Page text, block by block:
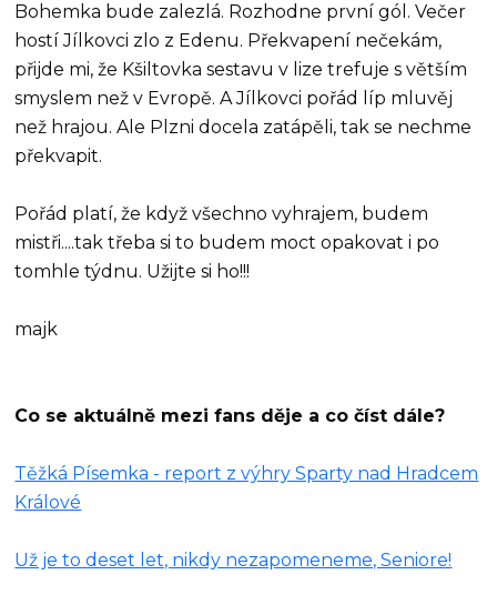
Bohemka bude zalezlá. Rozhodne první gól. Večer
hostí Jílkovci zlo z Edenu. Překvapení nečekám,
přijde mi, že Kšiltovka sestavu v lize trefuje s větším
smyslem než v Evropě. A Jílkovci pořád líp mluvěj
než hrajou. Ale Plzni docela zatápěli, tak se nechme
překvapit.
Pořád platí, že když všechno vyhrajem, budem
mistři....tak třeba si to budem moct opakovat i po
tomhle týdnu. Užijte si ho!!!
majk
Co se aktuálně mezi fans děje a co číst dále?
Těžká Písemka - report z výhry Sparty nad Hradcem
Králové
Už je to deset let, nikdy nezapomeneme, Seniore!